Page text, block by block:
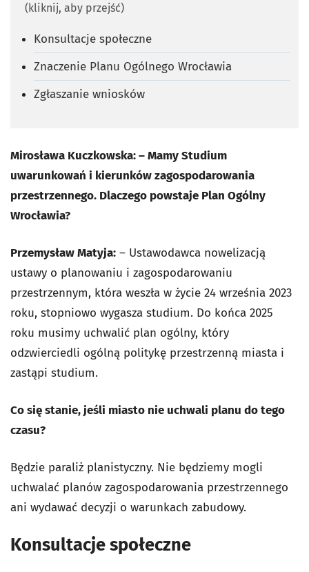
(kliknij, aby przejść)
Konsultacje społeczne
Znaczenie Planu Ogólnego Wrocławia
Zgłaszanie wniosków
Mirosława Kuczkowska: – Mamy Studium
uwarunkowań i kierunków zagospodarowania
przestrzennego. Dlaczego powstaje Plan Ogólny
Wrocławia?
Przemysław Matyja: – Ustawodawca nowelizacją
ustawy o planowaniu i zagospodarowaniu
przestrzennym, która weszła w życie 24 września 2023
roku, stopniowo wygasza studium. Do końca 2025
roku musimy uchwalić plan ogólny, który
odzwierciedli ogólną politykę przestrzenną miasta i
zastąpi studium.
Co się stanie, jeśli miasto nie uchwali planu do tego
czasu?
Będzie paraliż planistyczny. Nie będziemy mogli
uchwalać planów zagospodarowania przestrzennego
ani wydawać decyzji o warunkach zabudowy.
Konsultacje społeczne